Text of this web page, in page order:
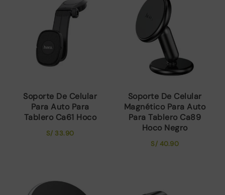
Soporte De Celular
Para Auto Para
Tablero Ca61 Hoco
S/ 33.90
Soporte De Celular
Magnético Para Auto
Para Tablero Ca89
Hoco Negro
S/ 40.90